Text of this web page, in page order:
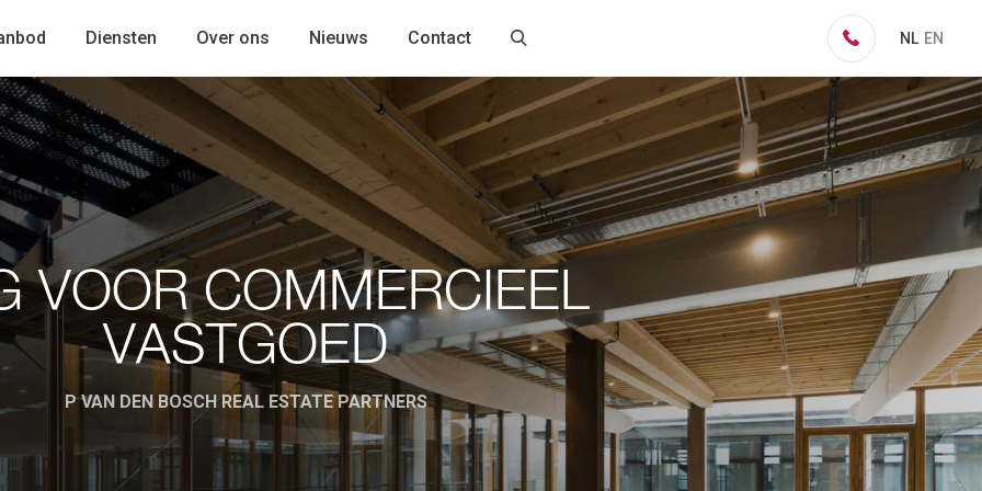
Diensten Over ons Nieuws Contact NL EN
VOOR COMMERCIEEL
VASTGOED
P VAN DEN BOSCH REAL ESTATE PARTNERS